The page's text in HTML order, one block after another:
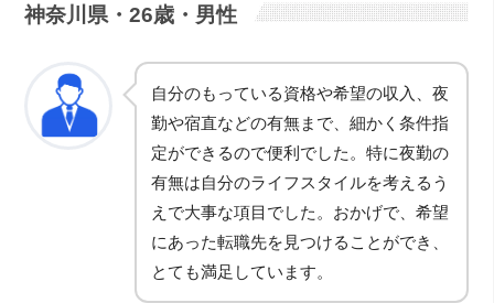
神奈川県・26歳・男性
自分のもっている資格や希望の収入、夜
勤や宿直などの有無まで、細かく条件指
定ができるので便利でした。特に夜勤の
有無は自分のライフスタイルを考えるう
えで大事な項目でした。おかげで、希望
にあった転職先を見つけることができ、
とても満足しています。